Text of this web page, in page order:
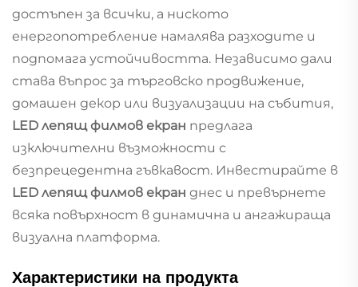
достъпен за всички, а ниското
енергопотребление намалява разходите и
подпомага устойчивостта. Независимо дали
става въпрос за търговско продвижение,
домашен декор или визуализации на събития,
LED лепящ филмов екран предлага
изключителни възможности с
безпрецедентна гъвкавост. Инвестирайте в
LED лепящ филмов екран днес и превърнете
всяка повърхност в динамична и ангажираща
визуална платформа.
Характеристики на продукта